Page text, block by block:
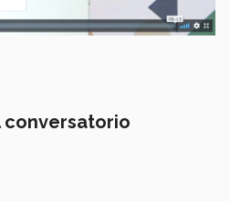
conversatorio